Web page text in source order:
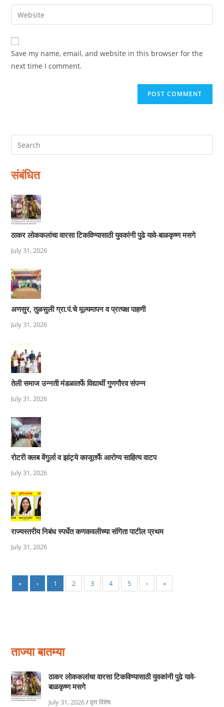
comment
email
address
comment
Enter
your
website
URL
(optional)
Save my name, email, and website in this browser for the
next time I comment.
संबंधित
ठाकर लोककलांचा वारसा टिकविण्यासाठी युवकांनी पुढे यावे-बाळकृष्ण मसगे
July 31, 2026
अणसुर, तुळसुली ग्रा.पं.चे मूल्यमापन व प्रत्यक्ष पाहणी
July 31, 2026
तेली समाज उन्नती मंडळातर्फे विद्यार्थी गुणगौरव संपन्न
July 31, 2026
रोटरी क्लब वेंगुर्ला व झांट्ये काजूतर्फे आरोग्य साहित्य वाटप
July 31, 2026
राज्यस्तरीय निबंध स्पर्धेत कणकवलीच्या संगिता पाटील प्रथम
July 31, 2026
« ‹ 1 2 3 4 5 › »
ताज्या बातम्या
ठाकर लोककलांचा वारसा टिकविण्यासाठी युवकांनी पुढे यावे-
बाळकृष्ण मसगे
July 31, 2026/वृत्त विशेष